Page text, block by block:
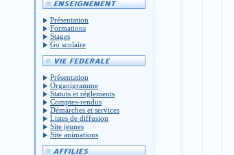
Présentation
Formations
Stages
Go scolaire
Présentation
Organigramme
Statuts et réglements
Comptes-rendus
Démarches et services
Listes de diffusion
Site jeunes
Site animations